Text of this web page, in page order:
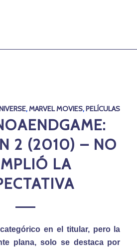
,MARVEL MOVIES,PELÍCULAS
2 (2010) – NO
LA
en el titular, pero la
plana, solo se destaca por